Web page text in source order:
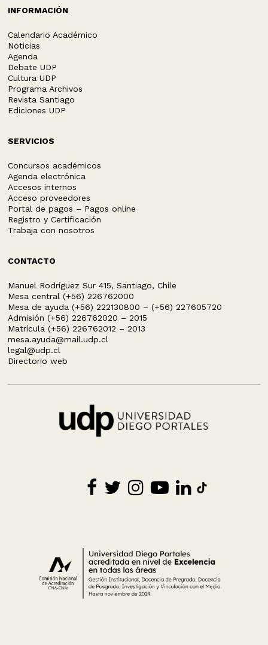
INFORMACIÓN
Calendario Académico
Noticias
Agenda
Debate UDP
Cultura UDP
Programa Archivos
Revista Santiago
Ediciones UDP
SERVICIOS
Concursos académicos
Agenda electrónica
Accesos internos
Acceso proveedores
Portal de pagos – Pagos online
Registro y Certificación
Trabaja con nosotros
CONTACTO
Manuel Rodríguez Sur 415, Santiago, Chile
Mesa central (+56) 226762000
Mesa de ayuda (+56) 222130800 – (+56) 227605720
Admisión (+56) 226762020 – 2015
Matrícula (+56) 226762012 – 2013
mesa.ayuda@mail.udp.cl
legal@udp.cl
Directorio web